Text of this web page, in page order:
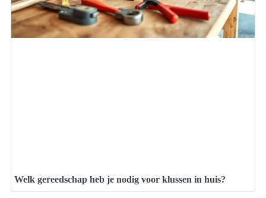
Welk gereedschap heb je nodig voor klussen in huis?